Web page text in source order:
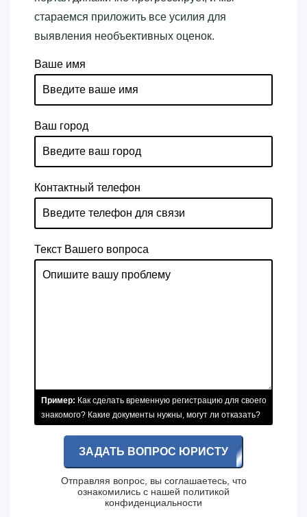
стараемся приложить все усилия для
выявления необъективных оценок.
Ваше имя
Ваш город
Контактный телефон
Текст Вашего вопроса
Пример: Как сделать временную регистрацию для своего
знакомого? Какие документы нужны, могут ли отказать?
ЗАДАТЬ ВОПРОС ЮРИСТУ
Отправляя вопрос, вы соглашаетесь, что
ознакомились с нашей политикой
конфиденциальности